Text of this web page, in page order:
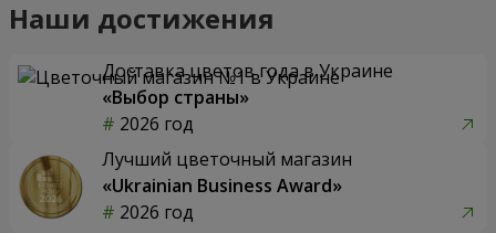
Наши достижения
Доставка цветов года в Украине
«Выбор страны»
2026 год
Лучший цветочный магазин
«Ukrainian Business Award»
2026 год